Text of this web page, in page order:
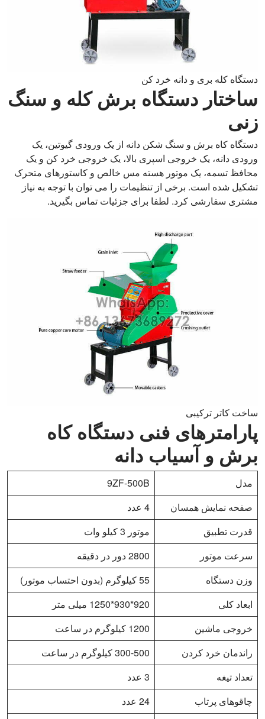
دستگاه کله بری و دانه خرد کن
ساختار دستگاه برش کله و سنگ
زنی
دستگاه کاه برش و سنگ شکن دانه از یک ورودی گیوتین، یک
ورودی دانه، یک خروجی اسپری بالا، یک خروجی خرد کن و یک
محافظ تسمه، یک موتور هسته مس خالص و کاستورهای متحرک
تشکیل شده است. برخی از تنظیمات را می توان با توجه به نیاز
مشتری سفارشی کرد. لطفا برای جزئیات تماس بگیرید.
ساخت کاتر ترکیبی
پارامترهای فنی دستگاه کاه
برش و آسیاب دانه
مدل
9ZF-500B
صفحه نمایش همسان
4 عدد
قدرت تطبیق
موتور 3 کیلو وات
سرعت موتور
2800 دور در دقیقه
وزن دستگاه
55 کیلوگرم (بدون احتساب موتور)
ابعاد کلی
920*930*1250 میلی متر
خروجی ماشین
1200 کیلوگرم در ساعت
راندمان خرد کردن
300-500 کیلوگرم در ساعت
تعداد تیغه
3 عدد
چاقوهای پرتاب
24 عدد